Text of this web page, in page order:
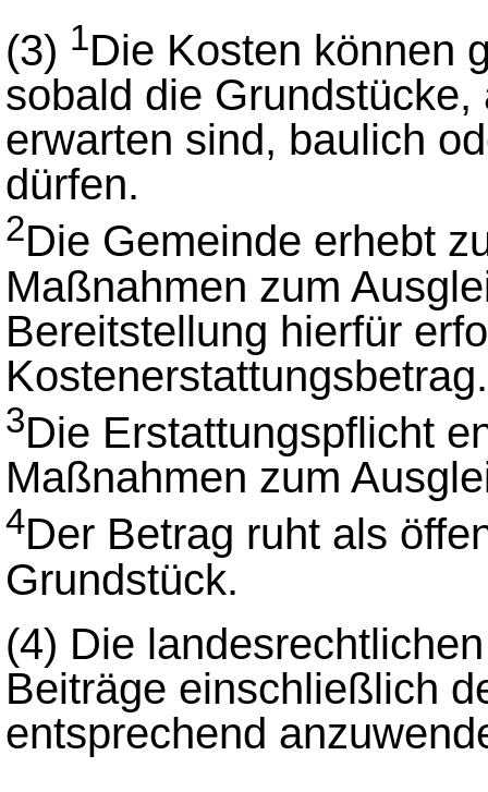
(3) 1Die Kosten können
sobald die
erwarten sind, baulich
dürfen.
2Die Gemeinde erhebt
Maßnahmen zum
Bereitstellung hierfür
Kostenerstattungsbetrag.
3Die Erstattungspflicht
Maßnahmen zum
4Der Betrag ruht als
Grundstück.
(4) Die
Beiträge einschließlich
entsprechend